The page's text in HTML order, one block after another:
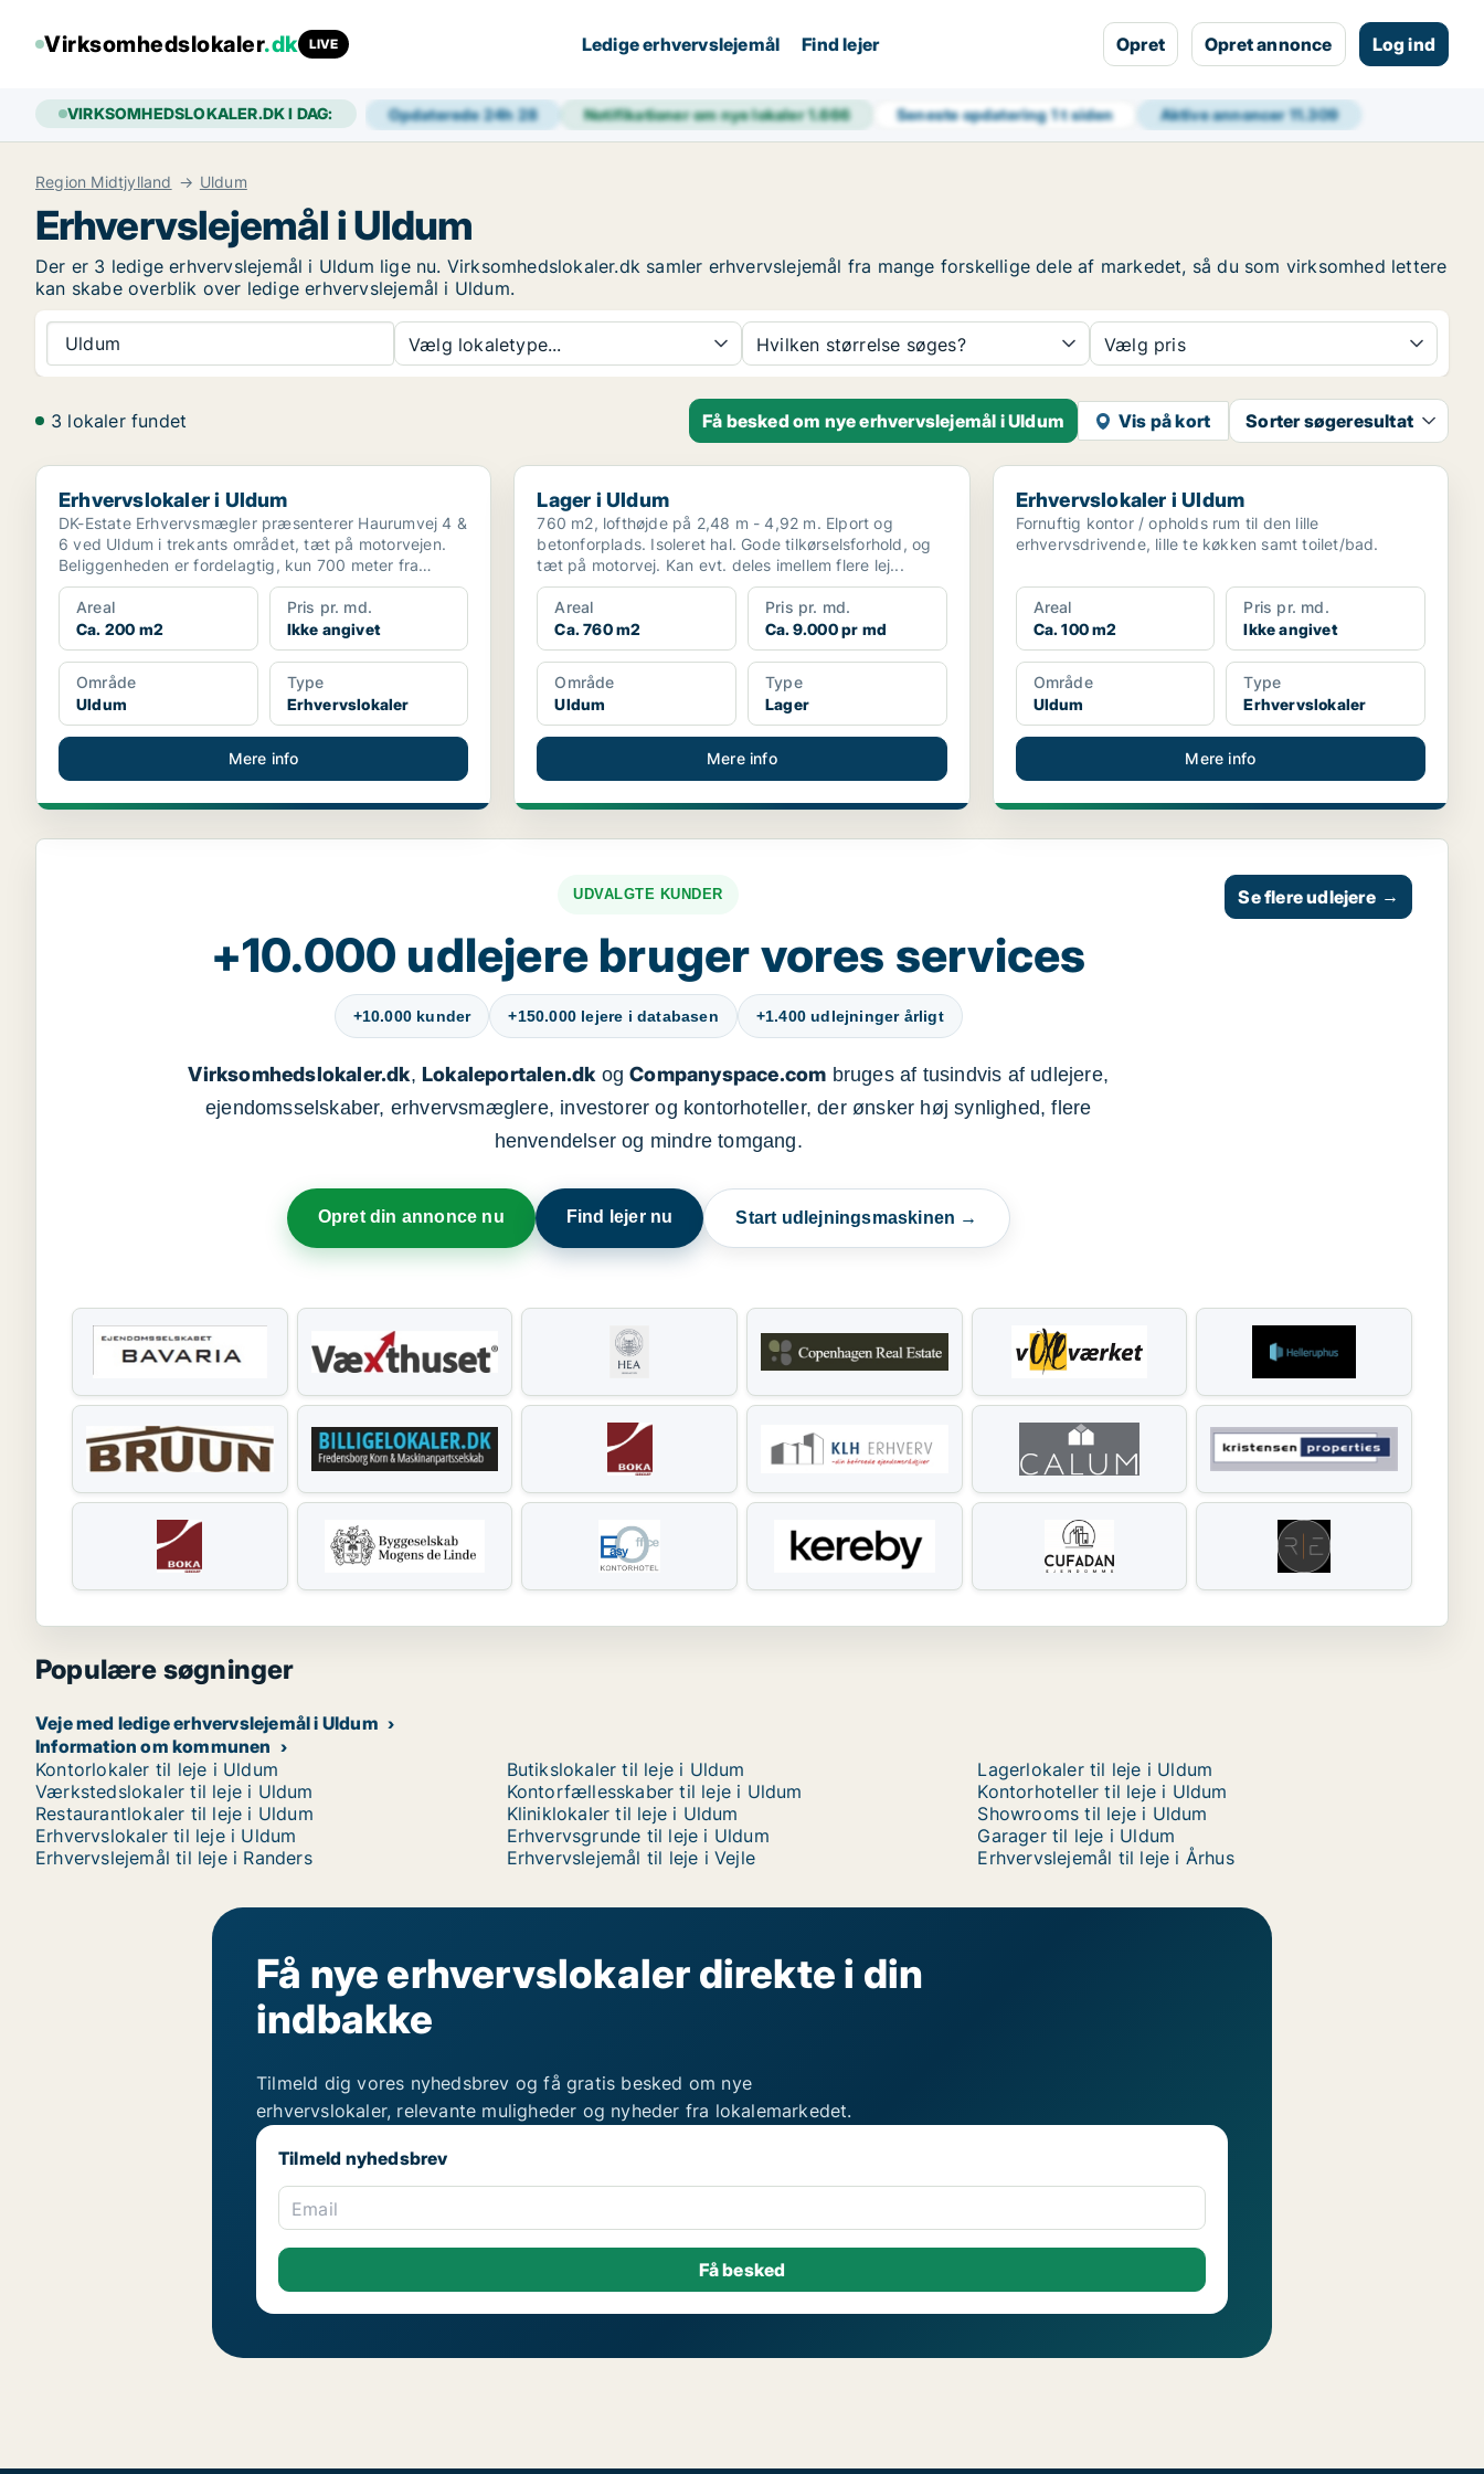
Virksomhedslokaler.dk LIVE Ledige erhvervslejemål Find lejer Opret Opret annonce Log ind
VIRKSOMHEDSLOKALER.DK I DAG: Opdaterede 24h28 Notifikationer om nye lokaler1.666 Seneste opdatering1 t siden Aktive annoncer 11.309
Region Midtjylland Uldum
Erhvervslejemål i Uldum
Der er 3 ledige erhvervslejemål i Uldum lige nu. Virksomhedslokaler.dk samler erhvervslejemål fra mange forskellige dele af markedet, så du som virksomhed lettere
kan skabe overblik over ledige erhvervslejemål i Uldum.
Uldum Vælg lokaletype... Hvilken størrelse søges? Vælg pris
3 lokaler fundet Få besked om nye erhvervslejemål i Uldum Vis på kort Sorter søgeresultat
Erhvervslokaler i Uldum
Erhvervslokaler i Uldum
DK-Estate Erhvervsmægler præsenterer Haurumvej 4 &
6 ved Uldum i trekants området, tæt på motorvejen.
Beliggenheden er fordelagtig, kun 700 meter fra
nærmest...
Areal
Ca. 200 m2
Pris pr. md.
Ikke angivet
Område
Uldum
Type
Erhvervslokaler
Mere info
Lager i Uldum
Lager i Uldum
760 m2, lofthøjde på 2,48 m - 4,92 m. Elport og
betonforplads. Isoleret hal. Gode tilkørselsforhold, og
tæt på motorvej. Kan evt. deles imellem flere lej...
Areal
Ca. 760 m2
Pris pr. md.
Ca. 9.000 pr md
Område
Uldum
Type
Lager
Mere info
Erhvervslokaler i Uldum
Erhvervslokaler i Uldum
Fornuftig kontor / opholds rum til den lille
erhvervsdrivende, lille te køkken samt toilet/bad.
Areal
Ca. 100 m2
Pris pr. md.
Ikke angivet
Område
Uldum
Type
Erhvervslokaler
Mere info
UDVALGTE KUNDER
+10.000 udlejere bruger vores services
+10.000 kunder +150.000 lejere i databasen +1.400 udlejninger årligt
Virksomhedslokaler.dk, Lokaleportalen.dkogCompanyspace.com bruges af tusindvis af udlejere,
ejendomsselskaber, erhvervsmæglere, investorer og kontorhoteller, der ønsker høj synlighed, flere
henvendelser og mindre tomgang.
Opret din annonce nu Find lejer nu Start udlejningsmaskinen →
Se flere udlejere →
Populære søgninger
Veje med ledige erhvervslejemål i Uldum
Information om kommunen
Kontorlokaler til leje i Uldum
Butikslokaler til leje i Uldum
Lagerlokaler til leje i Uldum
Værkstedslokaler til leje i Uldum
Kontorfællesskaber til leje i Uldum
Kontorhoteller til leje i Uldum
Restaurantlokaler til leje i Uldum
Kliniklokaler til leje i Uldum
Showrooms til leje i Uldum
Erhvervslokaler til leje i Uldum
Erhvervsgrunde til leje i Uldum
Garager til leje i Uldum
Erhvervslejemål til leje i Randers
Erhvervslejemål til leje i Vejle Erhvervslejemål til leje i Århus
Få nye erhvervslokaler direkte i din
indbakke
Tilmeld dig vores nyhedsbrev og få gratis besked om nye
erhvervslokaler, relevante muligheder og nyheder fra lokalemarkedet.
Tilmeld nyhedsbrev
Email